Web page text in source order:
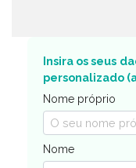
Insira os seus
personalizado
Nome próprio
Nome